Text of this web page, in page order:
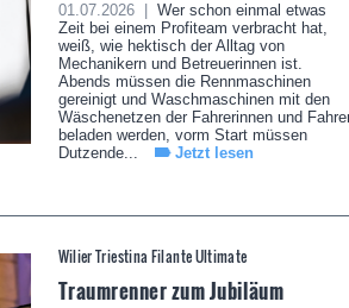
01.07.2026 |
Wer schon einmal etwas
Zeit bei einem Profiteam verbracht hat,
weiß, wie hektisch der Alltag von
Mechanikern und Betreuerinnen ist.
Abends müssen die Rennmaschinen
gereinigt und Waschmaschinen mit den
Wäschenetzen der Fahrerinnen und
beladen werden, vorm Start müssen
Dutzende...
Jetzt lesen
Wilier Triestina Filante Ultimate
Traumrenner zum Jubiläum